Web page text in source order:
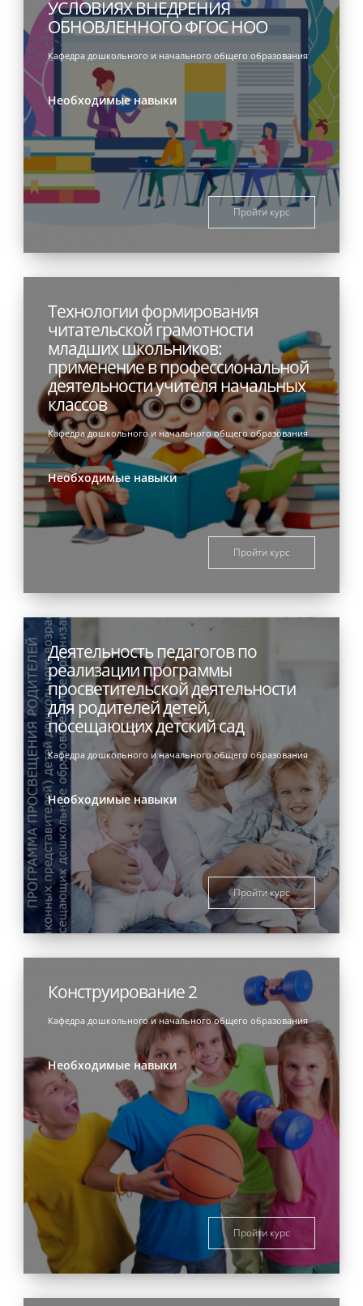
УСЛОВИЯХ ВНЕДРЕНИЯ
ОБНОВЛЕННОГО ФГОС НОО
Кафедра дошкольного и начального общего образования
Необходимые навыки
Пройти курс
Технологии формирования
читательской грамотности
младших школьников:
применение в профессиональной
деятельности учителя начальных
классов
Кафедра дошкольного и начального общего образования
Необходимые навыки
Пройти курс
Деятельность педагогов по
реализации программы
просветительской деятельности
для родителей детей,
посещающих детский сад
Кафедра дошкольного и начального общего образования
Необходимые навыки
Пройти курс
Конструирование 2
Кафедра дошкольного и начального общего образования
Необходимые навыки
Пройти курс